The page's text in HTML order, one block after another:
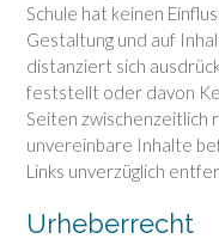
Schule hat keinen
Gestaltung und auf
distanziert sich
feststellt oder davon
Seiten zwischenzeitlich
unvereinbare Inhalte
Links unverzüglich
Urheberrecht